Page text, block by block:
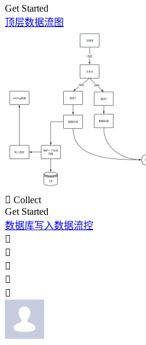
Get Started
顶层数据流图
 Collect
Get Started
数据库写入数据流控




